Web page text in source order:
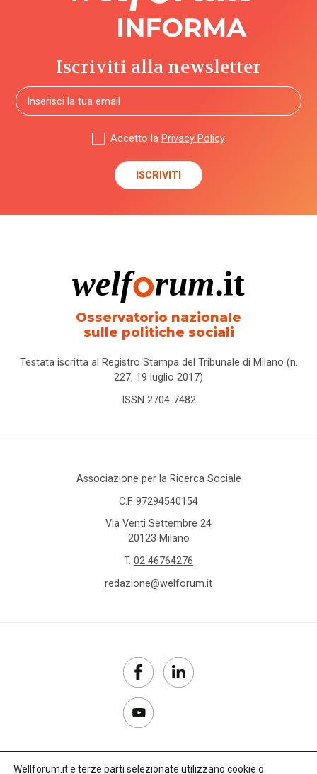
Iscriviti alla newsletter
Accetto la Privacy Policy
Osservatorio nazionale
sulle politiche sociali
Testata iscritta al Registro Stampa del Tribunale di Milano (n.
227, 19 luglio 2017)
ISSN 2704-7482
Associazione per la Ricerca Sociale
C.F. 97294540154
Via Venti Settembre 24
20123 Milano
T. 02 46764276
redazione@welforum.it
Wellforum.it e terze parti selezionate utilizzano cookie o